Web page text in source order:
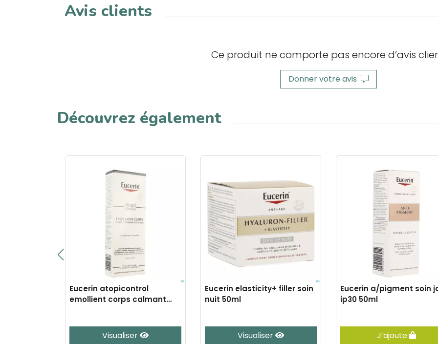
Avis clients
Ce produit ne comporte pas encore d’avis
Donner votre avis
Découvrez également
Eucerin atopicontrol
emollient corps calmant
Visualiser
Eucerin elasticity+ filler soin
nuit 50ml
Visualiser
Eucerin a/pigment soin
ip30 50ml
J’ajoute